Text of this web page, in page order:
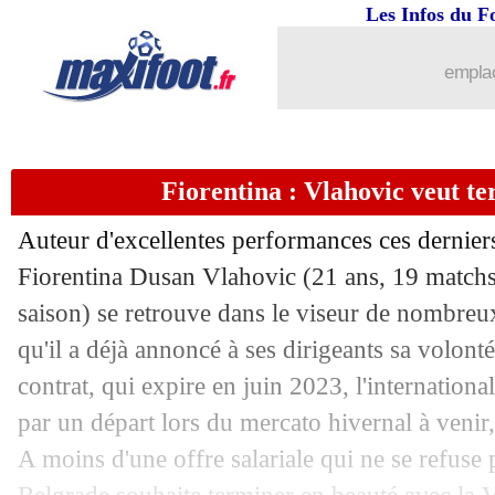
Les Infos du
Fiorentina : Vlahovic veut
Auteur d'excellentes performances ces
Fiorentina Dusan Vlahovic (21 ans, 19
saison) se retrouve dans le viseur de
qu'il a déjà annoncé à ses dirigeants sa
contrat, qui expire en juin 2023, l'international
par un départ lors du mercato hivernal à
A moins d'une offre salariale qui ne se refuse
Monaco : Vanderson, les détails
27/12 Tottenham: Conte n'oublie pas l'Inter
27/12 Belgique: Hazard, Martinez
27/12 Man Utd: Corinthians pousse pour
27/12 Arsenal : Aubameyang, Arteta
27/12 Bordeaux: un milieu turc dans le
27/12 Man Utd: Varane enfin de retour